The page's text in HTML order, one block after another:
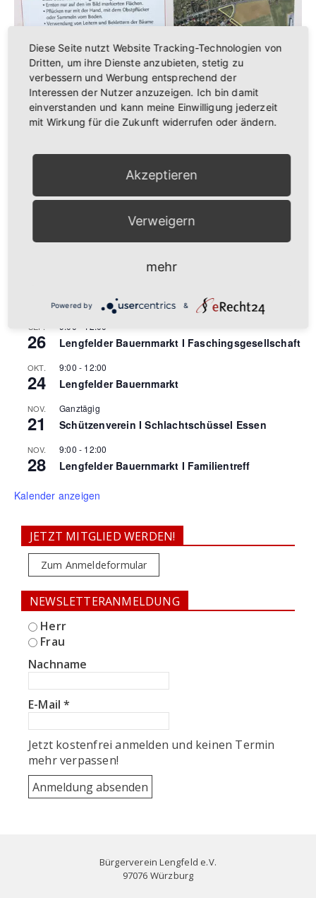
Streuobst in Lengfeld – Obst ernten erlaubt
Anstehende Veranstaltungen
22 Lengfelder Bauernmarkt
24 Lengfelder Zwiebelkirchweih
27 September
2026
SEP.
26
9:00 12:00
Lengfelder Bauernmarkt I Faschingsgesellschaft
OKT.
24
9:00 - 12:00
Lengfelder Bauernmarkt
NOV.
21
Ganztägig
Schützenverein I Schlachtschüssel Essen
NOV.
28
9:00 - 12:00
Lengfelder Bauernmarkt I Familientreff
Kalender anzeigen
JETZT MITGLIED WERDEN!
Zum Anmeldeformular
NEWSLETTERANMELDUNG
Herr
Frau
Nachname
E-Mail*
Jetzt kostenfrei anmelden und keinen Termin
mehr verpassen!
Bürgerverein Lengfeld e.V.
97076 Würzburg
Diese Seite nutzt Website Tracking-Technologien von
Dritten, um ihre Dienste anzubieten, stetig zu
verbessern und Werbung entsprechend der
Interessen der Nutzer anzuzeigen. Ich bin damit
einverstanden und kann meine Einwilligung jederzeit
mit Wirkung für die Zukunft widerrufen oder ändern.
Akzeptieren
Verweigern
mehr
Powered by &